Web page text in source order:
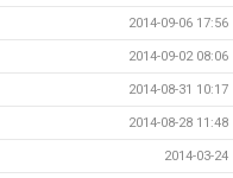
2014-09-06 17:56
2014-09-02 08:06
2014-08-31 10:17
2014-08-28 11:48
2014-03-24